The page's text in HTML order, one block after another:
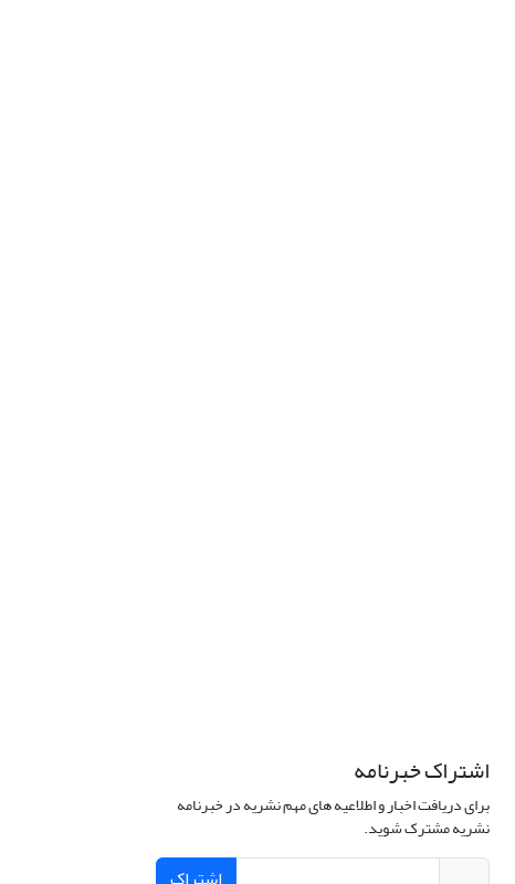
اشتراک خبرنامه
برای دریافت اخبار و اطلاعیه های مهم نشریه در خبرنامه
نشریه مشترک شوید.